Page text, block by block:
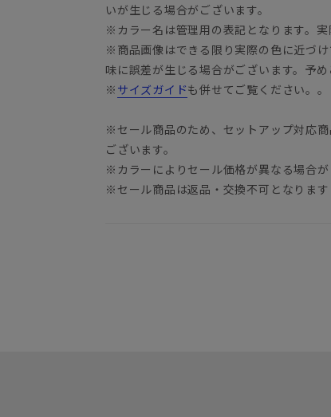
いが生じる場合がございます。
※カラー名は管理用の表記となります。実
※商品画像はできる限り実際の色に近づ
味に誤差が生じる場合がございます。予め
※ サイズガイドも併せてご覧ください。。
※セール商品のため、セットアップ対応
ございます。
※カラーによりセール価格が異なる場合が
※セール商品は返品・交換不可となります